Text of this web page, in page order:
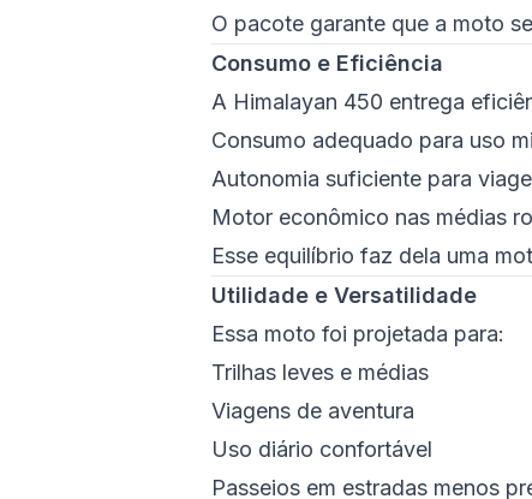
O pacote garante que a moto
Consumo e Eficiência
A Himalayan 450 entrega
Consumo adequado para uso
Autonomia suficiente para
Motor econômico nas médias
Esse equilíbrio faz dela uma
Utilidade e Versatilidade
Essa moto foi projetada para:
Trilhas leves e médias
Viagens de aventura
Uso diário confortável
Passeios em estradas menos